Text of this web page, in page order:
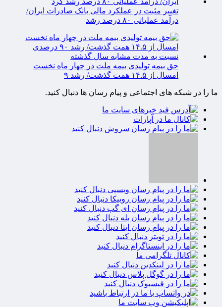
تغییر مثبت در عملکرد مالی بانک صادرات ایران/
درآمد عملیاتی ۸۰ درصد رشد
حق بیمه تولیدی بیمه ملت در چهار ماه نخست
امسال از ۱۴.۵ همت گذشت/ رشد ۹
ما را در شبکه های اجتماعی و پیام رسان ها دنبال کنید.